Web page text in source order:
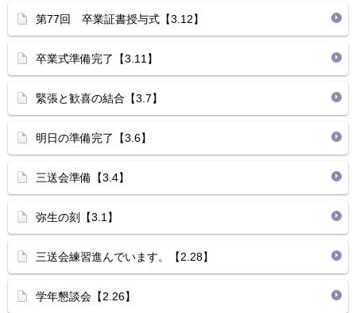
第77回 卒業証書授与式【3.12】
卒業式準備完了【3.11】
緊張と歓喜の結合【3.7】
明日の準備完了【3.6】
三送会準備【3.4】
弥生の刻【3.1】
三送会練習進んでいます。【2.28】
学年懇談会【2.26】